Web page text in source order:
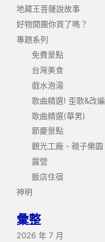
地藏王菩薩說故事
好物開團你買了嗎？
專題系列
免費景點
台灣美食
戲水泡湯
歌曲精選! 歪歌&改編
歌曲精選(華男)
節慶景點
觀光工廠、親子樂園
露營
飯店住宿
神明
彙整
2026 年 7 月